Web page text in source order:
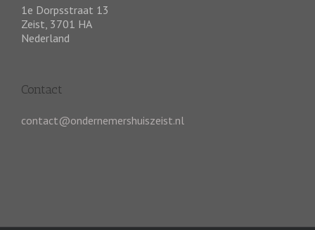
1e Dorpsstraat 13
Zeist, 3701 HA
Nederland
Contact
contact@ondernemershuiszeist.nl